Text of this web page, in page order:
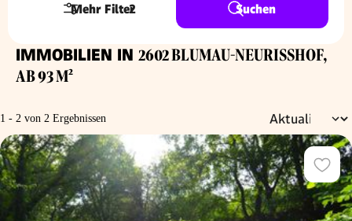
Mehr Filter
2 Suchen
IMMOBILIEN IN 2602 BLUMAU-NEURISSHOF, A
B 93 M²
1 - 2 von 2 Ergebnissen